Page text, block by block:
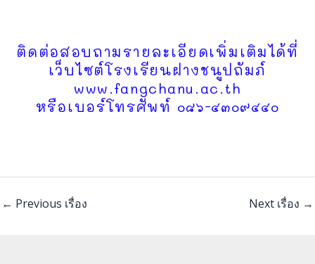
ติดต่อสอบถามรายละเอียดเพิ่มเติมได้ที่
เว็บไซต์โรงเรียนฝางชนูปถัมภ์
www.fangchanu.ac.th
หรือเบอร์โทรศัพท์ ๐๘๖-๔๓๐๙๔๔๐
← Previous เรื่อง Next เรื่อง →